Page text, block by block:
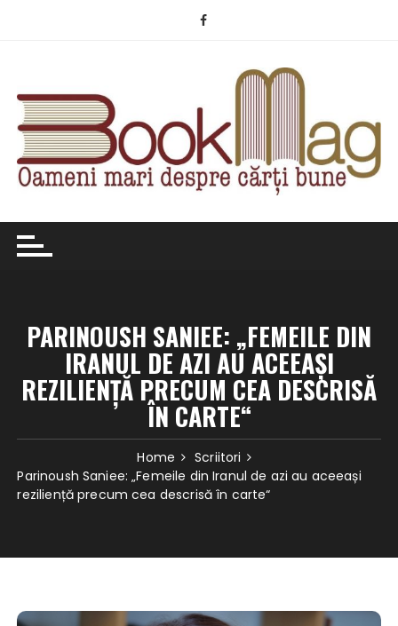
PARINOUSH SANIEE: „FEMEILE DIN
IRANUL DE AZI AU ACEEAȘI
REZILIENȚĂ PRECUM CEA DESCRISĂ
ÎN CARTE“
Home
Scriitori
Parinoush Saniee: „Femeile din Iranul de azi au aceeași
reziliență precum cea descrisă în carte“